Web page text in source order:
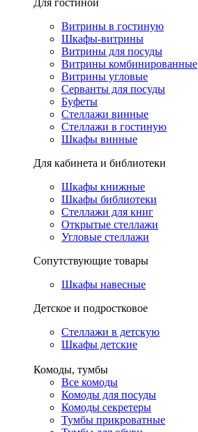
Для гостиной
Витрины в гостиную
Шкафы-витрины
Витрины для посуды
Витрины комбинированные
Витрины угловые
Серванты для посуды
Буфеты
Стеллажи винные
Стеллажи в гостиную
Шкафы винные
Для кабинета и библиотеки
Шкафы книжные
Шкафы библиотеки
Стеллажи для книг
Открытые стеллажи
Угловые стеллажи
Сопутствующие товары
Шкафы навесные
Детское и подростковое
Стеллажи в детскую
Шкафы детские
Комоды, тумбы
Все комоды
Комоды для посуды
Комоды секретеры
Тумбы прикроватные